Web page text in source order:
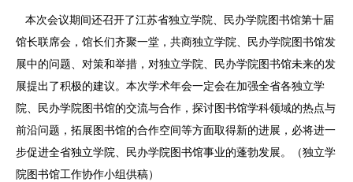
本次会议期间还召开了江苏省独立学院、民办学院图书馆第十届
馆长联席会，馆长们齐聚一堂，共商独立学院、民办学院图书馆发
展中的问题、对策和举措，对独立学院、民办学院图书馆未来的发
展提出了积极的建议。本次学术年会一定会在加强全省各独立学
院、民办学院图书馆的交流与合作，探讨图书馆学科领域的热点与
前沿问题，拓展图书馆的合作空间等方面取得新的进展，必将进一
步促进全省独立学院、民办学院图书馆事业的蓬勃发展。（独立学
院图书馆工作协作小组供稿）